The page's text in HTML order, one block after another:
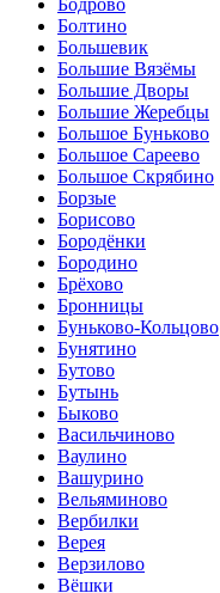
Бодрово
Болтино
Большевик
Большие Вязёмы
Большие Дворы
Большие Жеребцы
Большое Буньково
Большое Сареево
Большое Скрябино
Борзые
Борисово
Бородёнки
Бородино
Брёхово
Бронницы
Буньково-Кольцово
Бунятино
Бутово
Бутынь
Быково
Васильчиново
Ваулино
Вашурино
Вельяминово
Вербилки
Верея
Верзилово
Вёшки